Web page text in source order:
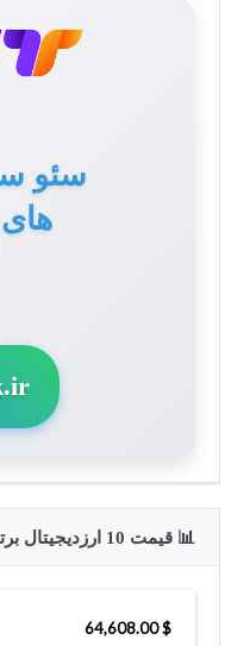
سئو
📊 قیمت 10 ارزدیجیتال برتر
$ 64,608.00